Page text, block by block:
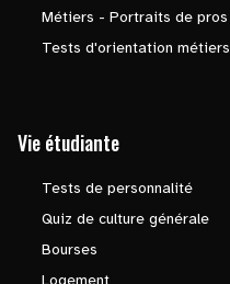
Métiers - Portraits de pros
Tests d'orientation métiers
Vie étudiante
Tests de personnalité
Quiz de culture générale
Bourses
Logement